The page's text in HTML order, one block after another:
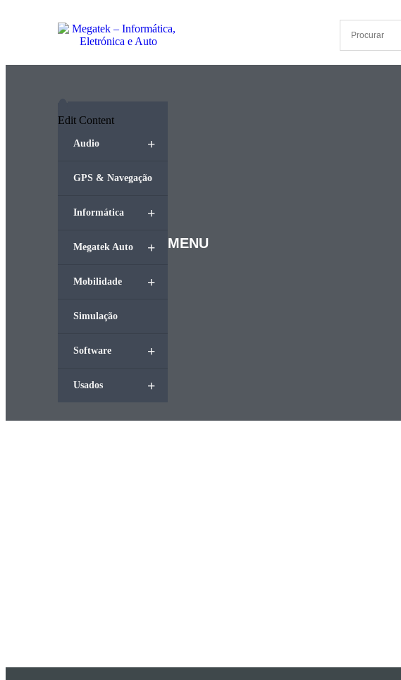
Edit Content
+
Audio
GPS & Navegação
+
Informática
+
Megatek Auto
+
Mobilidade
Simulação
+
Software
+
Usados
MENU